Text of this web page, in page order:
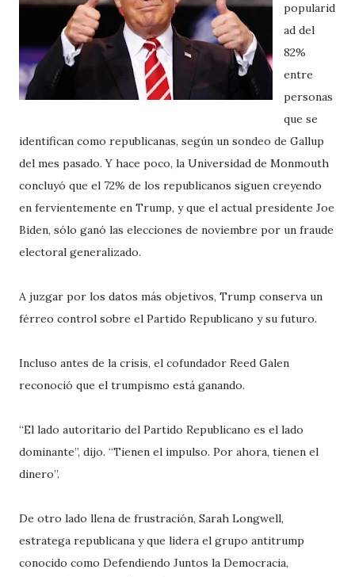
popularid
ad del
82%
entre
personas
que se
identifican como republicanas, según un sondeo de Gallup
del mes pasado. Y hace poco, la Universidad de Monmouth
concluyó que el 72% de los republicanos siguen creyendo
en fervientemente en Trump, y que el actual presidente Joe
Biden, sólo ganó las elecciones de noviembre por un fraude
electoral generalizado.
A juzgar por los datos más objetivos, Trump conserva un
férreo control sobre el Partido Republicano y su futuro.
Incluso antes de la crisis, el cofundador Reed Galen
reconoció que el trumpismo está ganando.
“El lado autoritario del Partido Republicano es el lado
dominante”, dijo. “Tienen el impulso. Por ahora, tienen el
dinero”.
De otro lado llena de frustración, Sarah Longwell,
estratega republicana y que lidera el grupo antitrump
conocido como Defendiendo Juntos la Democracia,